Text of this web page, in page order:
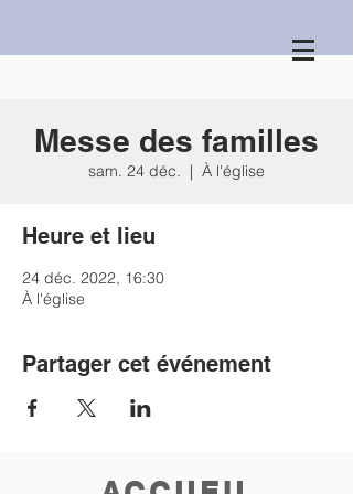
Messe des familles
sam. 24 déc.
  |
À l'église
Heure et lieu
24 déc. 2022, 16:30
À l'église
Partager cet événement